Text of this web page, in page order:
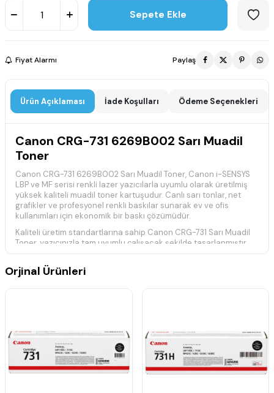
Sepete Ekle
Fiyat Alarmı Paylaş
Ürün Açıklaması İade Koşulları Ödeme Seçenekleri
Canon CRG-731 6269B002 Sarı Muadil
Toner
Canon CRG-731 6269B002 Sarı Muadil Toner, Canon i-SENSYS
LBP ve MF serisi renkli lazer yazıcılarla uyumlu olarak üretilmiş
yüksek kaliteli muadil toner kartuşudur. Canlı sarı tonlar, net
grafikler ve profesyonel renkli baskılar sunarak ev ve ofis
kullanımları için ekonomik bir baskı çözümüdür.
Kaliteli üretim standartlarına sahip Canon CRG-731 Sarı Muadil
Toner, yazıcınızla tam uyumlu çalışacak şekilde tasarlanmıştır.
sağlayarak ilk sayfadan son sayfaya kadar tutarlı baskı
performansı sunar.
Teknik Özellikler
Ürün Kodu:CRG-731 / 6269B002
Ürün Tipi:Muadil Toner Kartuşu
Baskı Kapasitesi:Yaklaşık1.500 Sayfa
Orjinal Ürünleri